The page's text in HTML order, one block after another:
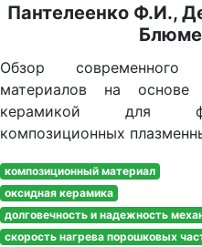
Пантелеенко Ф.И.,
Обзор современного
материалов на
керамикой для
композиционных
композиционный материал
оксидная керамика
долговечность и надежность
скорость нагрева порошковых